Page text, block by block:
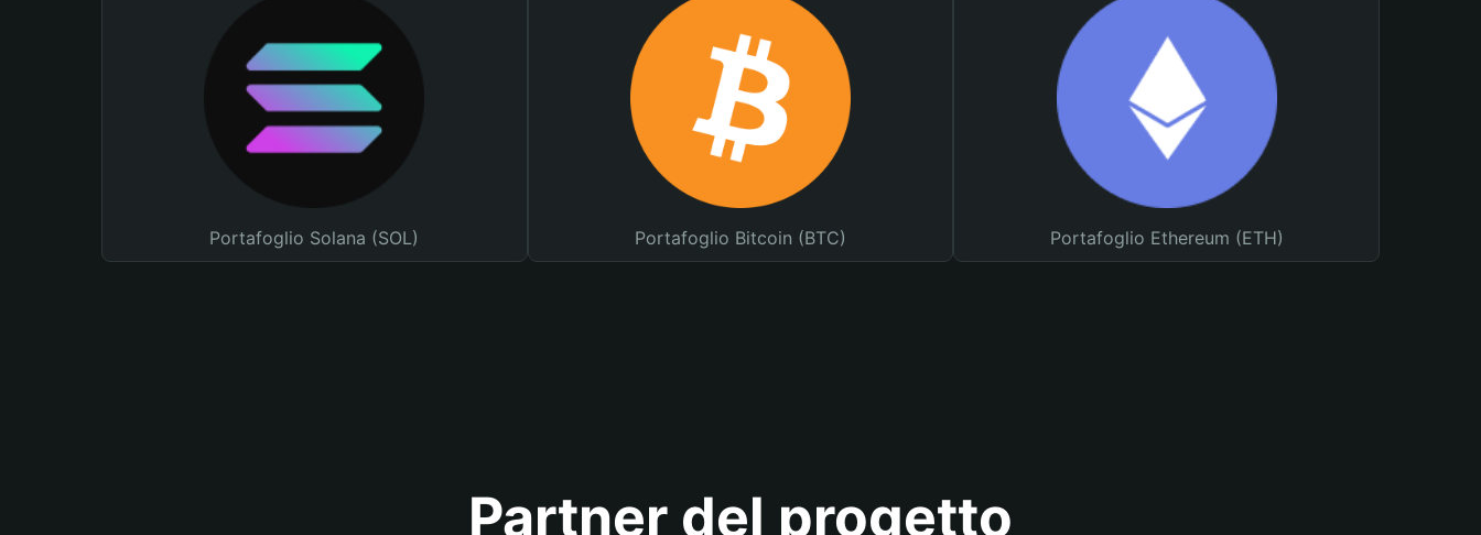
Portafoglio Solana (SOL) Portafoglio Bitcoin (BTC) Portafoglio Ethereum (ETH)
Partner del progetto